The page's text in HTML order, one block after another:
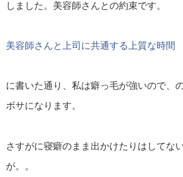
しました。美容師さんとの約束です。
美容師さんと上司に共通する上質な時間
に書いた通り、私は癖っ毛が強いので、
ボサになります。
さすがに寝癖のまま出かけたりはしてな
が。。